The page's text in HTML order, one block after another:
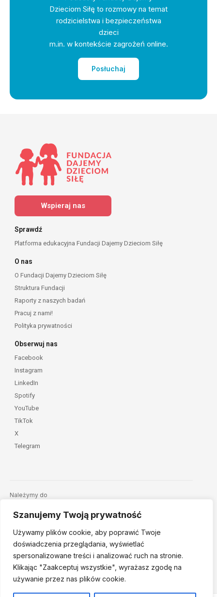
Szanujemy Twoją prywatność
Używamy plików cookie, aby poprawić Twoje
doświadczenia przeglądania, wyświetlać
spersonalizowane treści i analizować ruch na stronie.
Klikając "Zaakceptuj wszystkie", wyrażasz zgodę na
używanie przez nas plików cookie.
Dzieciom Siłę to rozmowy na temat
rodzicielstwa i bezpieczeństwa
dzieci
m.in. w kontekście zagrożeń online.
Posłuchaj
Wspieraj nas
Sprawdź
Platforma edukacyjna Fundacji Dajemy Dzieciom Siłę
O nas
O Fundacji Dajemy Dzieciom Siłę
Struktura Fundacji
Raporty z naszych badań
Pracuj z nami!
Polityka prywatności
Obserwuj nas
Facebook
Instagram
LinkedIn
Spotify
YouTube
TikTok
X
Telegram
Należymy do
© 2026 Fundacja Dajemy Dzieciom Siłę • Projekt: nordmind.pl